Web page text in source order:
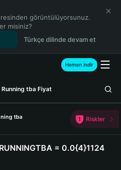
görüntülüyorsunuz.
misiniz?
Türkçe dilinde devam et
Hemen indir
Running tba Fiyat
tba
Riskler
= 0.0{4}1124